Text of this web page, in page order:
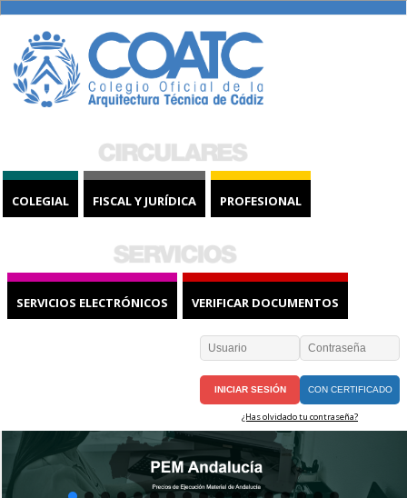
COLEGIAL FISCAL Y JURÍDICA PROFESIONAL
SERVICIOS ELECTRÓNICOS VERIFICAR DOCUMENTOS
CON CERTIFICADO
¿Has olvidado tu contraseña?